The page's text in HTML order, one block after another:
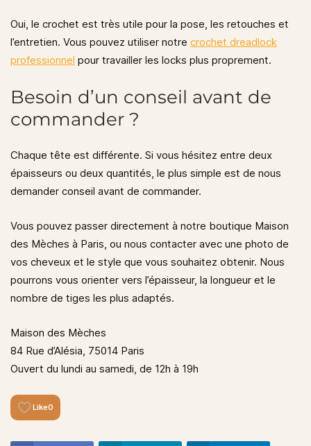
Oui, le crochet est très utile pour la pose, les retouches et
l’entretien. Vous pouvez utiliser notre crochet dreadlock
professionnel pour travailler les locks plus proprement.
Besoin d’un conseil avant de
commander ?
Chaque tête est différente. Si vous hésitez entre deux
épaisseurs ou deux quantités, le plus simple est de nous
demander conseil avant de commander.
Vous pouvez passer directement à notre boutique Maison
des Mèches à Paris, ou nous contacter avec une photo de
vos cheveux et le style que vous souhaitez obtenir. Nous
pourrons vous orienter vers l’épaisseur, la longueur et le
nombre de tiges les plus adaptés.
Maison des Mèches
84 Rue d’Alésia, 75014 Paris
Ouvert du lundi au samedi, de 12h à 19h
Like0